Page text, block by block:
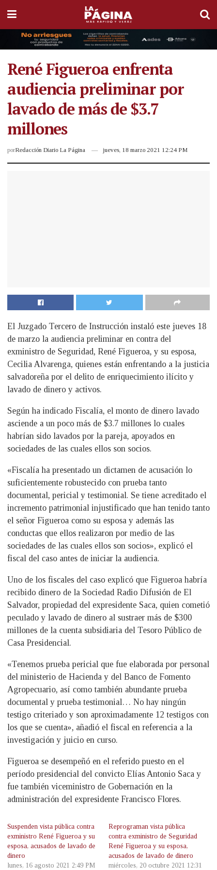
René Figueroa enfrenta
audiencia preliminar por
lavado de más de $3.7
millones
porRedacción Diario La Página jueves, 18 marzo 2021 12:24 PM
El Juzgado Tercero de Instrucción instaló este jueves 18
de marzo la audiencia preliminar en contra del
exministro de Seguridad, René Figueroa, y su esposa,
Cecilia Alvarenga, quienes están enfrentando a la justicia
salvadoreña por el delito de enriquecimiento ilícito y
lavado de dinero y activos.
Según ha indicado Fiscalía, el monto de dinero lavado
asciende a un poco más de $3.7 millones lo cuales
habrían sido lavados por la pareja, apoyados en
sociedades de las cuales ellos son socios.
«Fiscalía ha presentado un dictamen de acusación lo
suficientemente robustecido con prueba tanto
documental, pericial y testimonial. Se tiene acreditado el
incremento patrimonial injustificado que han tenido tanto
el señor Figueroa como su esposa y además las
conductas que ellos realizaron por medio de las
sociedades de las cuales ellos son socios», explicó el
fiscal del caso antes de iniciar la audiencia.
Uno de los fiscales del caso explicó que Figueroa habría
recibido dinero de la Sociedad Radio Difusión de El
Salvador, propiedad del expresidente Saca, quien cometió
peculado y lavado de dinero al sustraer más de $300
millones de la cuenta subsidiaria del Tesoro Público de
Casa Presidencial.
«Tenemos prueba pericial que fue elaborada por personal
del ministerio de Hacienda y del Banco de Fomento
Agropecuario, así como también abundante prueba
documental y prueba testimonial… No hay ningún
testigo criteriado y son aproximadamente 12 testigos con
los que se cuenta», añadió el fiscal en referencia a la
investigación y juicio en curso.
Figueroa se desempeñó en el referido puesto en el
período presidencial del convicto Elías Antonio Saca y
fue también viceministro de Gobernación en la
administración del expresidente Francisco Flores.
Suspenden vista pública contra
exministro René Figueroa y su
esposa, acusados de lavado de
dinero
lunes, 16 agosto 2021 2:49 PM
Reprograman vista pública
contra exministro de Seguridad
René Figueroa y su esposa,
acusados de lavado de dinero
miércoles, 20 octubre 2021 12:31